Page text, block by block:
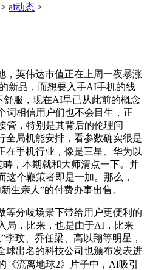
> ai动态 >
英伟达市值正在上周一夜暴涨
新品，而想要入手AI手机的线
服，现在AI早已从此前的概念
词相信用户们也不会目生，正
管，特别是其背后的伦理问
全局机能安排，看参数确实很是
在手机行业，像是三星、华为以
，本期就和大师清点一下。并
这个鞭策者即是一加。那么，
生亲人”的付费办事出售。
分歧场景下带给用户更便利的
局，比来，也是由于AI，比来
玟、乔任梁、高以翔等明星，
球出名的科技公司也颁布发表进
《流离地球2》片子中，AI吸引